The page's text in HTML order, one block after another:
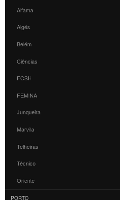
Alfama
Algés
Belém
Ciências
FCSH
FEMINA
Junqueira
Marvila
Telheiras
Técnico
Oriente
PORTO